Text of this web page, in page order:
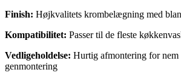
Finish: Højkvalitets krombelægning med
Kompatibilitet: Passer til de fleste
Vedligeholdelse: Hurtig afmontering for nem
genmontering